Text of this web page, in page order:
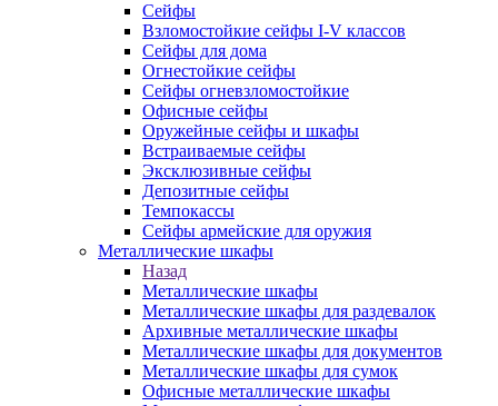
Сейфы
Взломостойкие сейфы I-V классов
Сейфы для дома
Огнестойкие сейфы
Сейфы огневзломостойкие
Офисные сейфы
Оружейные сейфы и шкафы
Встраиваемые сейфы
Эксклюзивные сейфы
Депозитные сейфы
Темпокассы
Сейфы армейские для оружия
Металлические шкафы
Назад
Металлические шкафы
Металлические шкафы для раздевалок
Архивные металлические шкафы
Металлические шкафы для документов
Металлические шкафы для сумок
Офисные металлические шкафы